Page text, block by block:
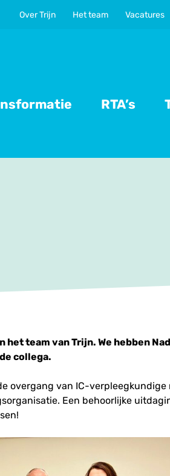
RTA’s
Over Trijn Het team Vacatures
het team van Trijn. We hebben
collega.
overgang van IC-verpleegkundige
Een behoorlijke